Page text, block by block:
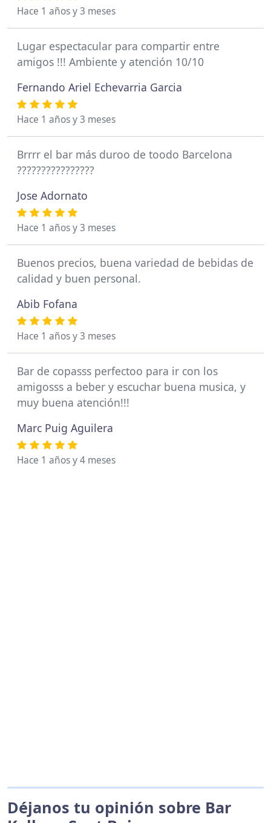
Hace 1 años y 3 meses
Lugar espectacular para compartir entre
amigos !!! Ambiente y atención 10/10
Fernando Ariel Echevarria Garcia
Hace 1 años y 3 meses
Brrrr el bar más duroo de toodo Barcelona
????????????????
Jose Adornato
Hace 1 años y 3 meses
Buenos precios, buena variedad de bebidas de
calidad y buen personal.
Abib Fofana
Hace 1 años y 3 meses
Bar de copasss perfectoo para ir con los
amigosss a beber y escuchar buena musica, y
muy buena atención!!!
Marc Puig Aguilera
Hace 1 años y 4 meses
Déjanos tu opinión sobre Bar